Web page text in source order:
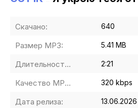
Скачано: 640
Размер MP3: 5.41 MB
Длительность MP3: 2:21
Качество MP3: 320 kbps
Дата релиза: 13.06.2026